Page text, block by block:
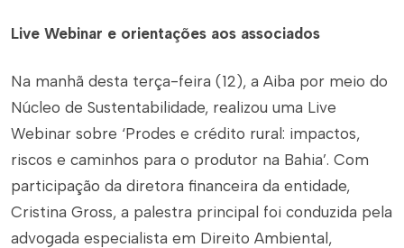
Live Webinar e orientações aos associados
Na manhã desta terça-feira (12), a Aiba por meio do
Núcleo de Sustentabilidade, realizou uma Live
Webinar sobre ‘Prodes e crédito rural: impactos,
riscos e caminhos para o produtor na Bahia’. Com
participação da diretora financeira da entidade,
Cristina Gross, a palestra principal foi conduzida pela
advogada especialista em Direito Ambiental,